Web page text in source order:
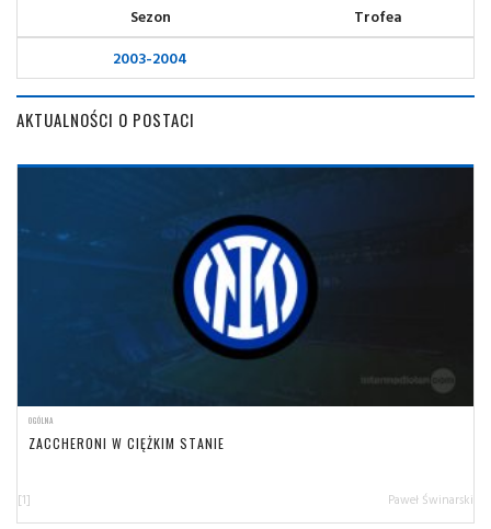
Sezon
Trofea
2003-2004
AKTUALNOŚCI O POSTACI
OGÓLNA
ZACCHERONI W CIĘŻKIM STANIE
[1] Paweł Świnarski